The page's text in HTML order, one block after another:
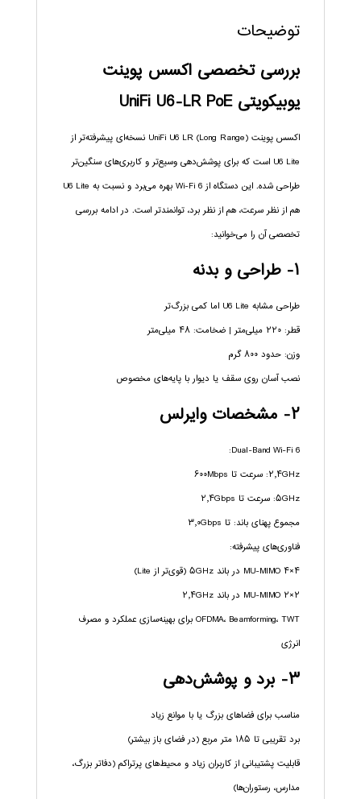
توضیحات
بررسی تخصصی اکسس پوینت
یوبیکویتی UniFi U6-LR PoE
اکسس پوینت UniFi U6 LR (Long Range) نسخه‌ای پیشرفته‌تر از
U6 Lite است که برای پوشش‌دهی وسیع‌تر و کاربری‌های سنگین‌تر
طراحی شده. این دستگاه از Wi-Fi 6 بهره می‌برد و نسبت به U6 Lite
هم از نظر سرعت، هم از نظر برد، توانمندتر است. در ادامه بررسی
تخصصی آن را می‌خوانید:
۱- طراحی و بدنه
طراحی مشابه U6 Lite اما کمی بزرگ‌تر
قطر: ۲۲۰ میلی‌متر | ضخامت: ۴۸ میلی‌متر
وزن: حدود ۸۰۰ گرم
نصب آسان روی سقف یا دیوار با پایه‌های مخصوص
۲- مشخصات وایرلس
Dual-Band Wi-Fi 6:
۲٫۴GHz: سرعت تا ۶۰۰Mbps
۵GHz: سرعت تا ۲٫۴Gbps
مجموع پهنای باند: تا ۳٫۰Gbps
فناوری‌های پیشرفته:
۴×۴ MU-MIMO در باند ۵GHz (قوی‌تر از Lite)
۲×۲ MU-MIMO در باند ۲٫۴GHz
OFDMA، Beamforming، TWT برای بهینه‌سازی عملکرد و مصرف
انرژی
۳- برد و پوشش‌دهی
مناسب برای فضاهای بزرگ یا با موانع زیاد
برد تقریبی تا ۱۸۵ متر مربع (در فضای باز بیشتر)
قابلیت پشتیبانی از کاربران زیاد و محیط‌های پرتراکم (دفاتر بزرگ،
مدارس، رستوران‌ها)